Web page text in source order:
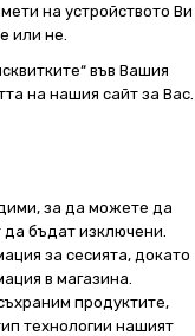
на устройството Ви
или не.
във Вашия
на нашия сайт за Вас.
за да можете да
бъдат изключени.
за сесията, докато
в магазина.
продуктите,
технологии нашият